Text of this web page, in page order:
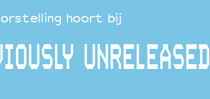
hoort bij